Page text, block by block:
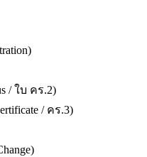
/ ใบ คร.2)
/ คร.3)